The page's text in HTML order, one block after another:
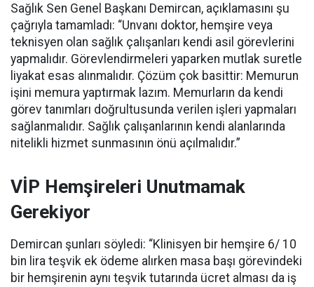
Sağlık Sen Genel Başkanı Demircan, açıklamasını şu
çağrıyla tamamladı: “Unvanı doktor, hemşire veya
teknisyen olan sağlık çalışanları kendi asil görevlerini
yapmalıdır. Görevlendirmeleri yaparken mutlak suretle
liyakat esas alınmalıdır. Çözüm çok basittir: Memurun
işini memura yaptırmak lazım. Memurların da kendi
görev tanımları doğrultusunda verilen işleri yapmaları
sağlanmalıdır. Sağlık çalışanlarının kendi alanlarında
nitelikli hizmet sunmasının önü açılmalıdır.”
VİP Hemşireleri Unutmamak
Gerekiyor
Demircan şunları söyledi: “Klinisyen bir hemşire 6/ 10
bin lira teşvik ek ödeme alırken masa başı görevindeki
bir hemşirenin aynı teşvik tutarında ücret alması da iş